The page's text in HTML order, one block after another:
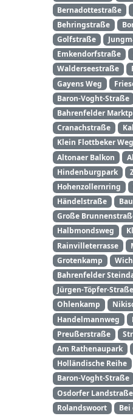
Bernadottestraße
Behringstraße
Golfstraße
Emkendorfstraße
Walderseestraße
Gayens Weg
Baron-Voght-Straße
Bahrenfelder
Cranachstraße
Klein Flottbeker Weg
Altonaer Balkon
Hindenburgpark
Hohenzollernring
Händelstraße
Große
Halbmondsweg
Rainvilleterrasse
Grotenkamp
Bahrenfelder
Jürgen-Töpfer-Straße
Ohlenkamp
Handelmannweg
Preußerstraße
Am Rathenaupark
Holländische Reihe
Baron-Voght-Straße
Osdorfer Landstraße
Rolandswoort